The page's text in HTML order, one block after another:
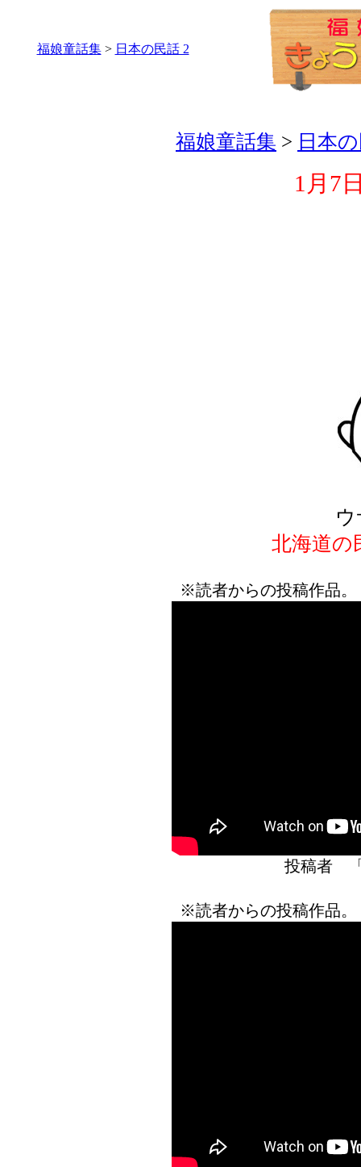
福娘童話集> 日本の民話 2
福娘童話集 > 日本
1月7
北海道の
※読者からの投稿作品
投稿者
※読者からの投稿作品